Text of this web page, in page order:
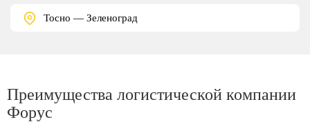
Тосно — Зеленоград
Преимущества логистической компании
Форус